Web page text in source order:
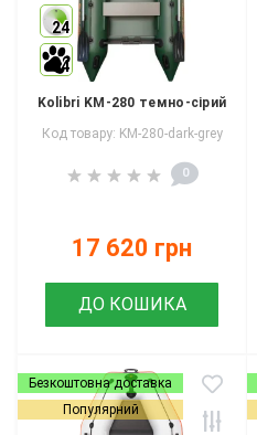
24
4
Kolibri KM-280 темно-сірий
Код товару: KM-280-dark-grey
0
17 620 грн
ДО КОШИКА
Безкоштовна доставка
Популярний